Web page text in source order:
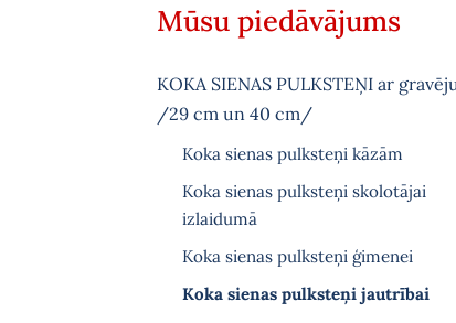
Mūsu piedāvājums
KOKA SIENAS PULKSTEŅI ar
/29 cm un 40 cm/
Koka sienas pulksteņi kāzām
Koka sienas pulksteņi skolotājai
izlaidumā
Koka sienas pulksteņi ģimenei
Koka sienas pulksteņi jautrībai